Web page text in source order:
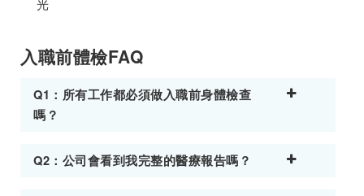
光
入職前體檢FAQ
Q1：所有工作都必須做入職前身體檢查
嗎？
Q2：公司會看到我完整的醫療報告嗎？